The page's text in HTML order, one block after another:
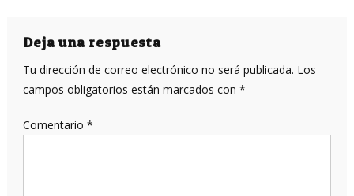
entradas
Deja una respuesta
Tu dirección de correo electrónico no será publicada. Los
campos obligatorios están marcados con *
Comentario *